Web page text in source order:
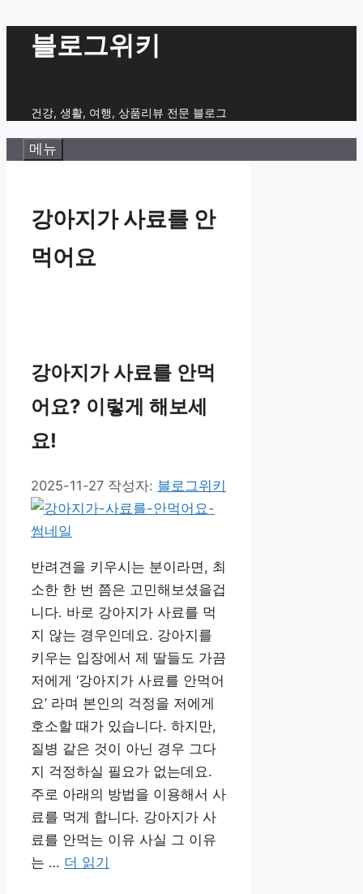
블로그위키
건강, 생활, 여행, 상품리뷰 전문 블로그
메뉴
강아지가 사료를 안
먹어요
강아지가 사료를 안먹
어요? 이렇게 해보세
요!
2025-11-27 작성자: 블로그위키
반려견을 키우시는 분이라면, 최
소한 한 번 쯤은 고민해보셨을겁
니다. 바로 강아지가 사료를 먹
지 않는 경우인데요. 강아지를
키우는 입장에서 제 딸들도 가끔
저에게 ‘강아지가 사료를 안먹어
요’ 라며 본인의 걱정을 저에게
호소할 때가 있습니다. 하지만,
질병 같은 것이 아닌 경우 그다
지 걱정하실 필요가 없는데요.
주로 아래의 방법을 이용해서 사
료를 먹게 합니다. 강아지가 사
료를 안먹는 이유 사실 그 이유
는 … 더 읽기